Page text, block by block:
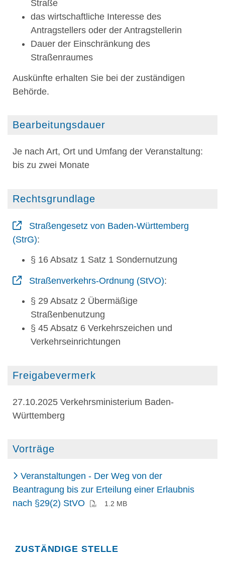
Straße
das wirtschaftliche Interesse des
Antragstellers oder der Antragstellerin
Dauer der Einschränkung des
Straßenraumes
Auskünfte erhalten Sie bei der zuständigen
Behörde.
Bearbeitungsdauer
Je nach Art, Ort und Umfang der Veranstaltung:
bis zu zwei Monate
Rechtsgrundlage
Straßengesetz von Baden-Württemberg
(StrG):
§ 16 Absatz 1 Satz 1 Sondernutzung
Straßenverkehrs-Ordnung (StVO):
§ 29 Absatz 2 Übermäßige
Straßenbenutzung
§ 45 Absatz 6 Verkehrszeichen und
Verkehrseinrichtungen
Freigabevermerk
27.10.2025 Verkehrsministerium Baden-
Württemberg
Vorträge
Veranstaltungen - Der Weg von der
Beantragung bis zur Erteilung einer Erlaubnis
nach §29(2) StVO (PDF)1.2 MB
Randspalte
ZUSTÄNDIGE STELLE